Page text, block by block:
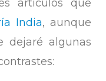
artículos que
India, aunque
dejaré algunas